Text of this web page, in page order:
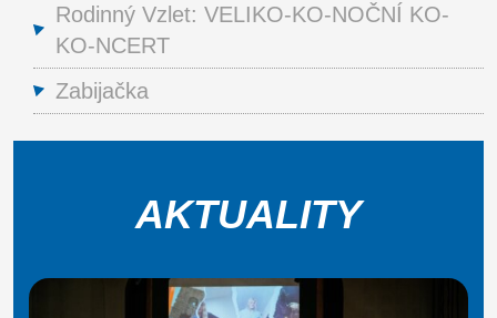
Rodinný Vzlet: VELIKO-KO-NOČNÍ KO-
KO-NCERT
Zabijačka
AKTUALITY